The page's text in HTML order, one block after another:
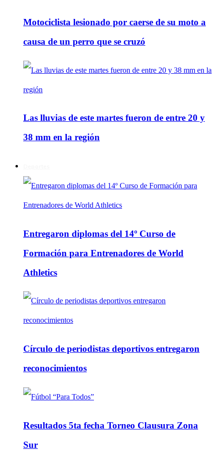
Motociclista lesionado por caerse de su moto a
causa de un perro que se cruzó
Las lluvias de este martes fueron de entre 20 y
38 mm en la región
Entregaron diplomas del 14º Curso de
Formación para Entrenadores de World
Athletics
Círculo de periodistas deportivos entregaron
reconocimientos
Resultados 5ta fecha Torneo Clausura Zona
Sur